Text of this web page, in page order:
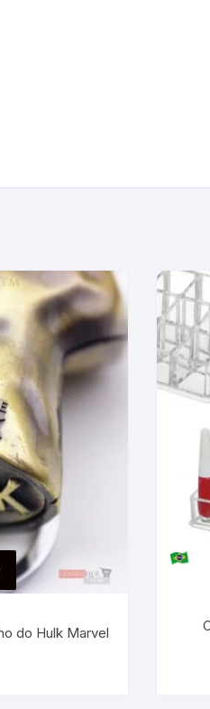
Chaveiro Hulk De Metal Punho do Hulk Marvel